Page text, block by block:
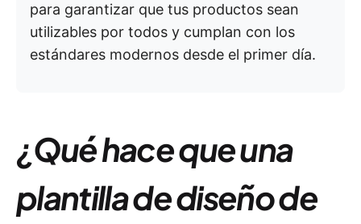
para garantizar que tus productos sean
utilizables por todos y cumplan con los
estándares modernos desde el primer día.
¿Qué hace que una
plantilla de diseño de